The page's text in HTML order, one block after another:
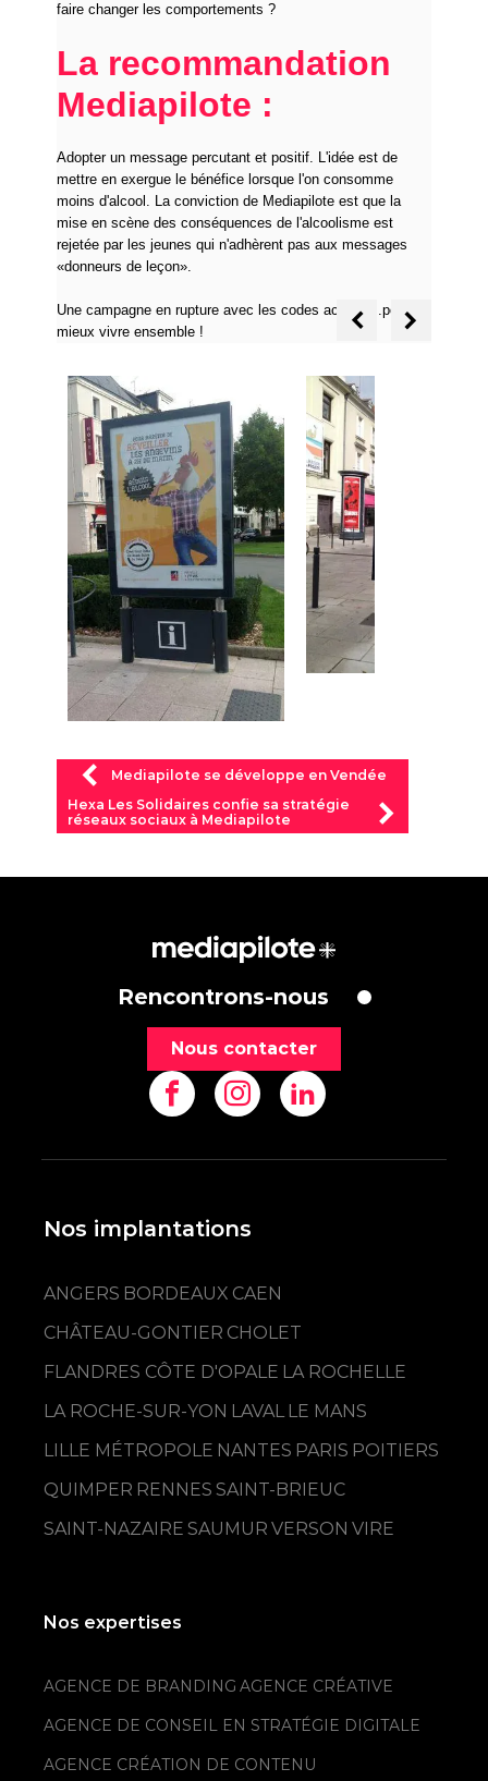
faire changer les comportements ?
La recommandation
Mediapilote :
Adopter un message percutant et positif. L'idée est de
mettre en exergue le bénéfice lorsque l'on consomme
moins d'alcool. La conviction de Mediapilote est que la
mise en scène des conséquences de l'alcoolisme est
rejetée par les jeunes qui n'adhèrent pas aux messages
«donneurs de leçon».
Une campagne en rupture avec les codes actuels...pour
mieux vivre ensemble !
Mediapilote se développe en Vendée
Hexa Les Solidaires confie sa stratégie
réseaux sociaux à Mediapilote
Rencontrons-nous
Nous contacter
Nos implantations
ANGERS BORDEAUX CAEN
CHÂTEAU-GONTIER CHOLET
FLANDRES CÔTE D'OPALE LA ROCHELLE
LA ROCHE-SUR-YON LAVAL LE MANS
LILLE MÉTROPOLE NANTES PARIS POITIERS
QUIMPER RENNES SAINT-BRIEUC
SAINT-NAZAIRE SAUMUR VERSON VIRE
Nos expertises
AGENCE DE BRANDING AGENCE CRÉATIVE
AGENCE DE CONSEIL EN STRATÉGIE DIGITALE
AGENCE CRÉATION DE CONTENU